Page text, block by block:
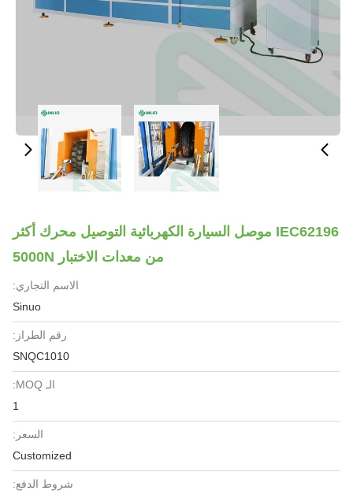
IEC62196 موصل السيارة الكهربائية التوصيل محرك أكثر
من معدات الاختبار 5000N
الاسم التجاري:
Sinuo
رقم الطراز:
SNQC1010
الـ MOQ:
السعر:
Customized
شروط الدفع: